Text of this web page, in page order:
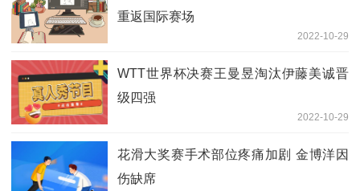
重返国际赛场
2022-10-29
WTT世界杯决赛王曼昱淘汰伊藤美诚晋
级四强
2022-10-29
花滑大奖赛手术部位疼痛加剧 金博洋因
伤缺席